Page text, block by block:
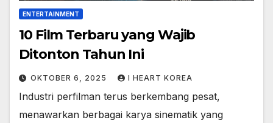
ENTERTAINMENT
10 Film Terbaru yang Wajib
Ditonton Tahun Ini
OKTOBER 6, 2025 I HEART KOREA
Industri perfilman terus berkembang pesat,
menawarkan berbagai karya sinematik yang